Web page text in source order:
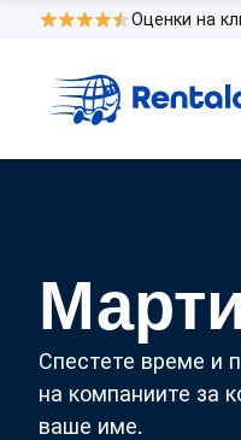
Оценки на
Спестете време и
на компаниите за
ваше име.